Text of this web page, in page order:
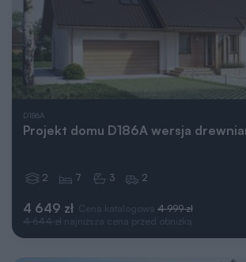
D186A
Projekt domu D186A wersja
4 649 zł Cena katalogowa 4 999 zł
4 644 zł najniższa cena przed obniżką
2 7 3 2